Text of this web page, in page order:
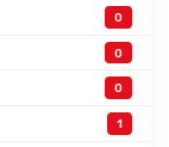
0
0
0
1